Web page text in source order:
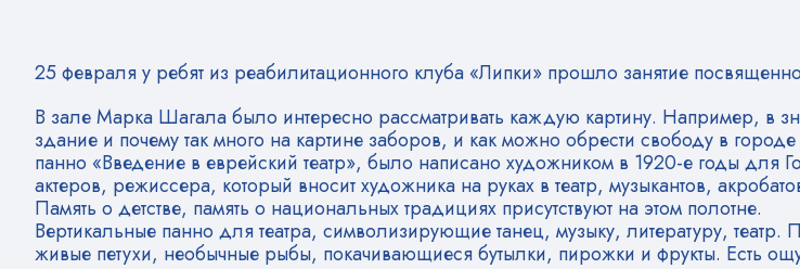
25 февраля у ребят из реабилитационного клуба «Липки» прошло занятие
В зале Марка Шагала было интересно рассматривать каждую картину. Например, в
здание и почему так много на картине заборов, и как можно обрести свободу в
панно «Введение в еврейский театр», было написано художником в 1920-е годы для
актеров, режиссера, который вносит художника на руках в театр, музыкантов,
Память о детстве, память о национальных традициях присутствуют на этом полотне.
Вертикальные панно для театра, символизирующие танец, музыку, литературу,
живые петухи, необычные рыбы, покачивающиеся бутылки, пирожки и фрукты. Есть